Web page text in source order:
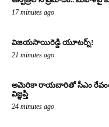
17 minutes ago
విజయసాయిరెడ్డి యూటర్న్!
21 minutes ago
అమెరికా రాయబారితో సీఎం రేవంత్
విజ్ఞప్తి
24 minutes ago